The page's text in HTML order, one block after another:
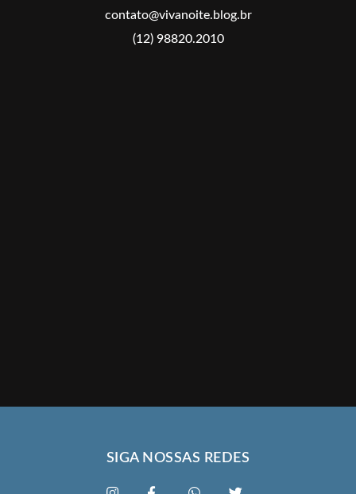
contato@vivanoite.blog.br
(12) 98820.2010
SIGA NOSSAS REDES